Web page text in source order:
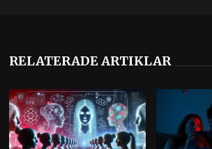
RELATERADE ARTIKLAR